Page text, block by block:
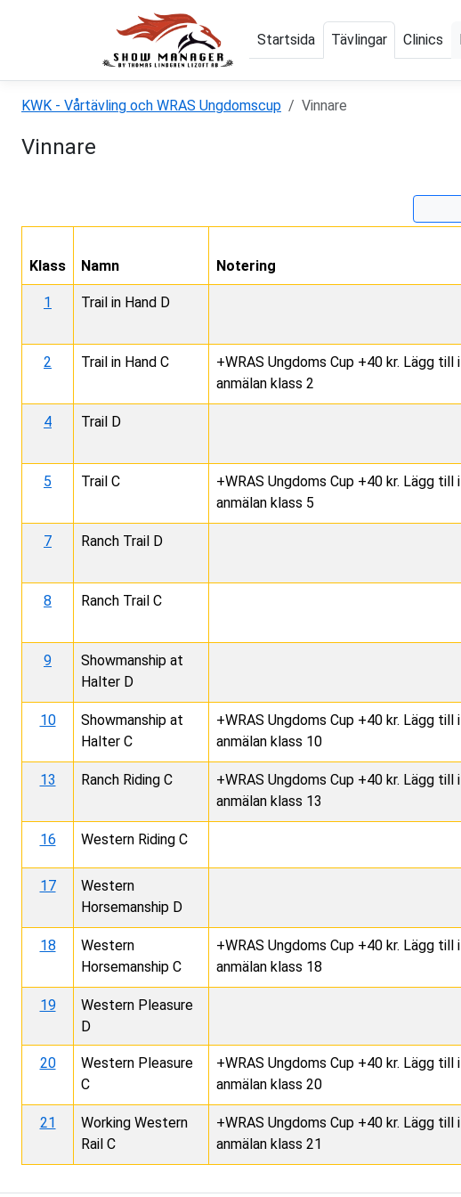
Startsida Tävlingar Clinics
KWK - Vårtävling och WRAS Ungdomscup Vinnare
Vinnare
Klass Namn Notering
1 Trail in Hand D
2 Trail in Hand C
+WRAS Ungdoms Cup +40 kr. Lägg till i
anmälan klass 2
4 Trail D
5 Trail C
+WRAS Ungdoms Cup +40 kr. Lägg till i
anmälan klass 5
7 Ranch Trail D
8 Ranch Trail C
9
Showmanship at
Halter D
10
Showmanship at
Halter C
+WRAS Ungdoms Cup +40 kr. Lägg till i
anmälan klass 10
13 Ranch Riding C
+WRAS Ungdoms Cup +40 kr. Lägg till i
anmälan klass 13
16 Western Riding C
17
Western
Horsemanship D
18
Western
Horsemanship C
+WRAS Ungdoms Cup +40 kr. Lägg till i
anmälan klass 18
19
Western Pleasure
D
20
Western Pleasure
C
+WRAS Ungdoms Cup +40 kr. Lägg till i
anmälan klass 20
21
Working Western
Rail C
+WRAS Ungdoms Cup +40 kr. Lägg till i
anmälan klass 21